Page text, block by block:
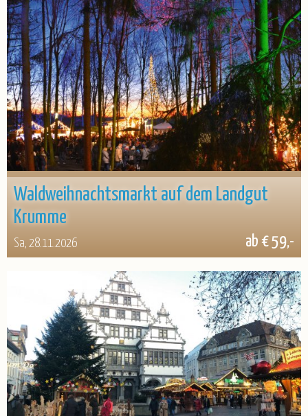
Waldweihnachtsmarkt auf dem Landgut
Krumme
Sa, 28.11.2026 ab € 59,-
© Z.Mertek